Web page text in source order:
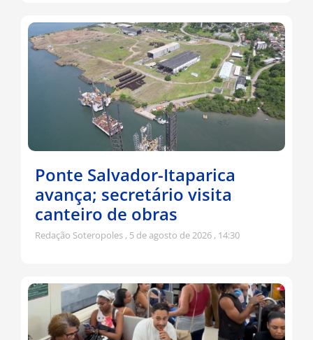
Ponte Salvador-Itaparica
avança; secretário visita
canteiro de obras
Redação Soteropoles 5 de agosto de 2026 14:30